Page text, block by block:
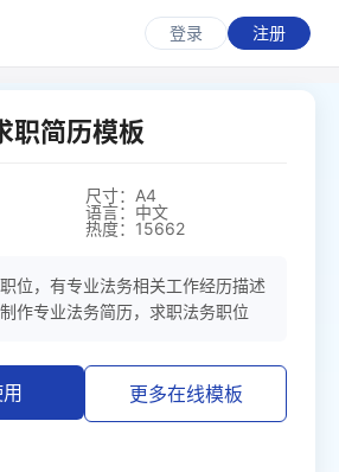
登录 注册
职简历模板
尺寸：A4
语言：中文
热度：15662
位，有专业法务相关工作经历描述
作专业法务简历，求职法务职位
更多在线模板